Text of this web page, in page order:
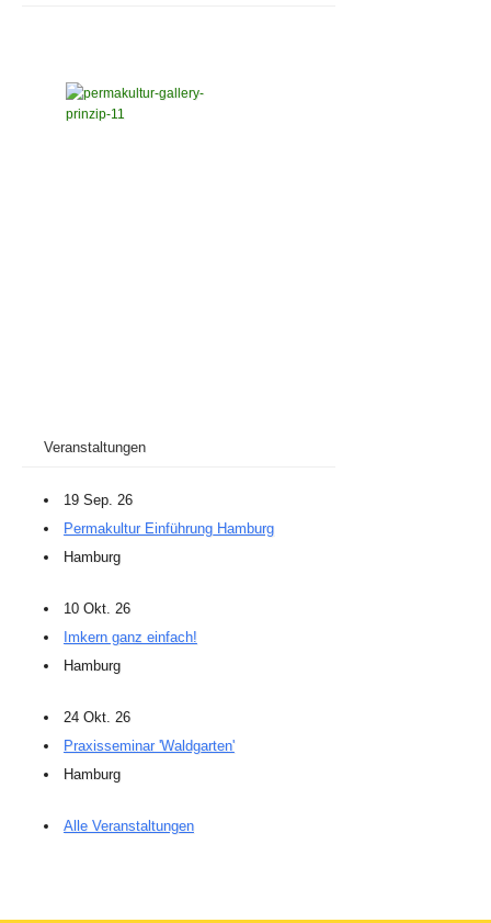
Veranstaltungen
19 Sep. 26
Permakultur Einführung Hamburg
Hamburg
10 Okt. 26
Imkern ganz einfach!
Hamburg
24 Okt. 26
Praxisseminar 'Waldgarten'
Hamburg
Alle Veranstaltungen